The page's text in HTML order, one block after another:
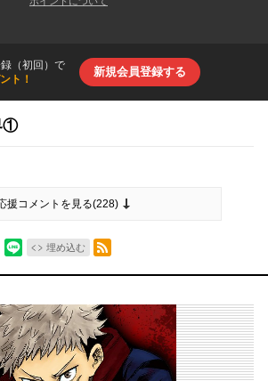
（初回）で
ト！
新規会員登録する
①
援コメントを見る(228)
埋め込む
RSSフィード